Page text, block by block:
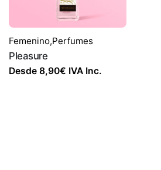
Femenino,Perfumes
Pleasure
Desde 8,90€ IVA Inc.